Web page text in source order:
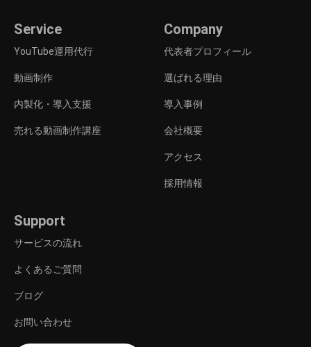
Service
YouTube運用代行
動画制作
内製化・導入支援
売れる動画制作講座
Company
代表者プロフィール
選ばれる理由
導入事例
会社概要
アクセス
採用情報
Support
サービスの流れ
よくあるご質問
ブログ
お問い合わせ